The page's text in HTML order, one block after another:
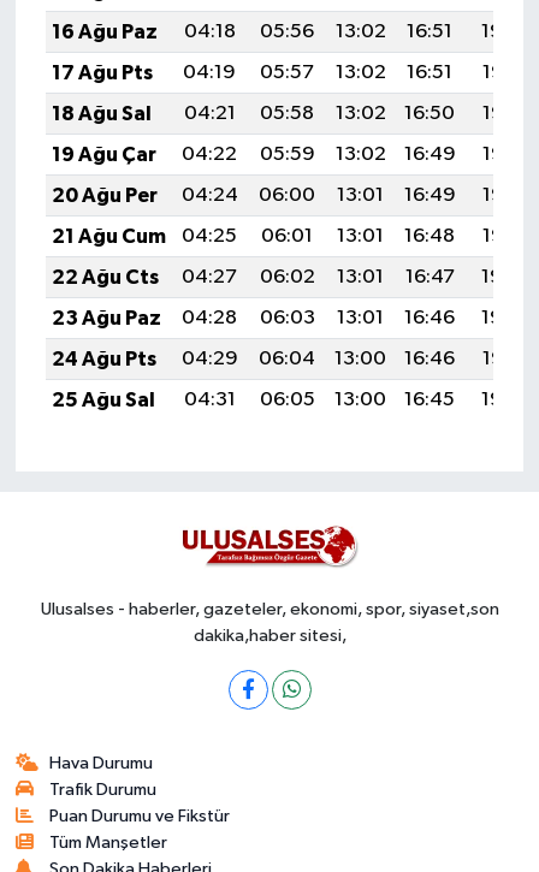
16 Ağu Paz
04:18 05:56 13:02 16:51
19:59
17 Ağu Pts
04:19 05:57 13:02 16:51
19:58
18 Ağu Sal
04:21 05:58 13:02 16:50
19:56
19 Ağu Çar
04:22 05:59 13:02 16:49
19:55
20 Ağu Per
04:24 06:00 13:01 16:49
19:53
21 Ağu Cum
04:25 06:01 13:01 16:48
19:52
22 Ağu Cts
04:27 06:02 13:01 16:47
19:50
23 Ağu Paz
04:28 06:03 13:01 16:46
19:49
24 Ağu Pts
04:29 06:04 13:00 16:46
19:47
25 Ağu Sal
04:31 06:05 13:00 16:45 19:46
Ulusalses - haberler, gazeteler, ekonomi, spor, siyaset,son
dakika,haber sitesi,
Hava Durumu
Trafik Durumu
Puan Durumu ve Fikstür
Tüm Manşetler